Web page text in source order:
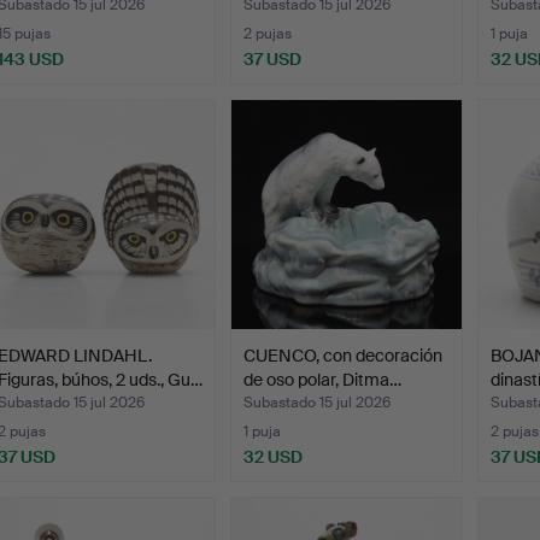
15 jul 2026
pujas
USD
Subastado 15 jul 2026
2 pujas
37 USD
1 puja
32
LINDAHL.
búhos, 2 uds., Gu…
15 jul 2026
pujas
USD
CUENCO, con decoración
de oso polar, Ditma…
Subastado 15 jul 2026
1 puja
32 USD
2 pujas
37